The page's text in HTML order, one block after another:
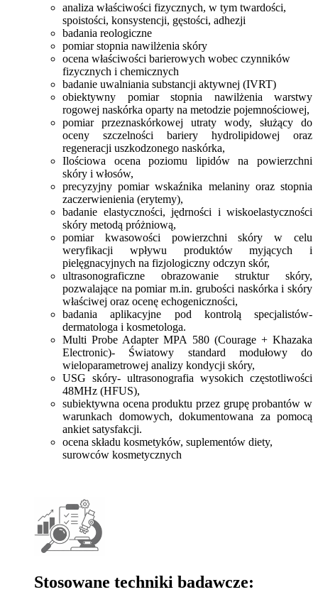
analiza właściwości fizycznych, w tym twardości,
spoistości, konsystencji, gęstości, adhezji
badania reologiczne
pomiar stopnia nawilżenia skóry
ocena właściwości barierowych wobec czynników
fizycznych i chemicznych
badanie uwalniania substancji aktywnej (IVRT)
obiektywny pomiar stopnia nawilżenia warstwy
rogowej naskórka oparty na metodzie pojemnościowej,
pomiar przeznaskórkowej utraty wody, służący do
oceny szczelności bariery hydrolipidowej oraz
regeneracji uszkodzonego naskórka,
Ilościowa ocena poziomu lipidów na powierzchni
skóry i włosów,
precyzyjny pomiar wskaźnika melaniny oraz stopnia
zaczerwienienia (erytemy),
badanie elastyczności, jędrności i wiskoelastyczności
skóry metodą próżniową,
pomiar kwasowości powierzchni skóry w celu
weryfikacji wpływu produktów myjących i
pielęgnacyjnych na fizjologiczny odczyn skór,
ultrasonograficzne obrazowanie struktur skóry,
pozwalające na pomiar m.in. grubości naskórka i skóry
właściwej oraz ocenę echogeniczności,
badania aplikacyjne pod kontrolą specjalistów-
dermatologa i kosmetologa.
Multi Probe Adapter MPA 580 (Courage + Khazaka
Electronic)- Światowy standard modułowy do
wieloparametrowej analizy kondycji skóry,
USG skóry- ultrasonografia wysokich częstotliwości
48MHz (HFUS),
subiektywna ocena produktu przez grupę probantów w
warunkach domowych, dokumentowana za pomocą
ankiet satysfakcji.
ocena składu kosmetyków, suplementów diety,
surowców kosmetycznych
Stosowane techniki badawcze: